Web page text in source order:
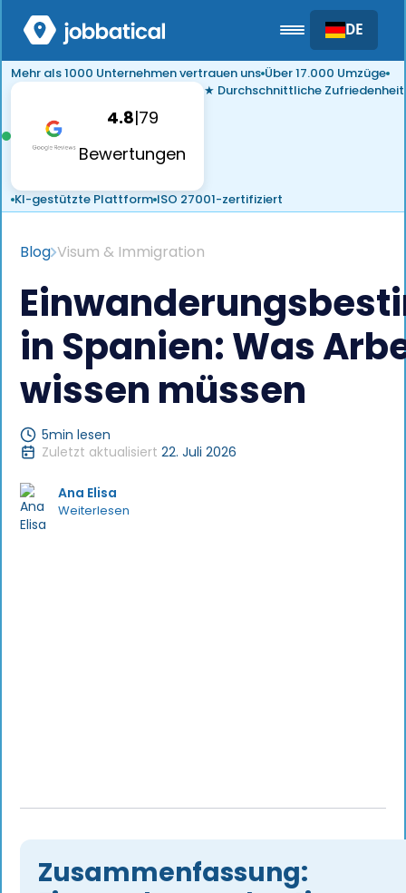
DE
Mehr als 1000 Unternehmen vertrauen uns Über 17.000 Umzüge
4.8|79
Bewertungen
★ Durchschnittliche Zufriedenheit
KI-gestützte Plattform ISO 27001-zertifiziert
Blog Visum & Immigration
in Spanien: Was
wissen müssen
5min lesen
Zuletzt aktualisiert 22. Juli 2026
Ana Elisa
Weiterlesen
Zusammenfassung: